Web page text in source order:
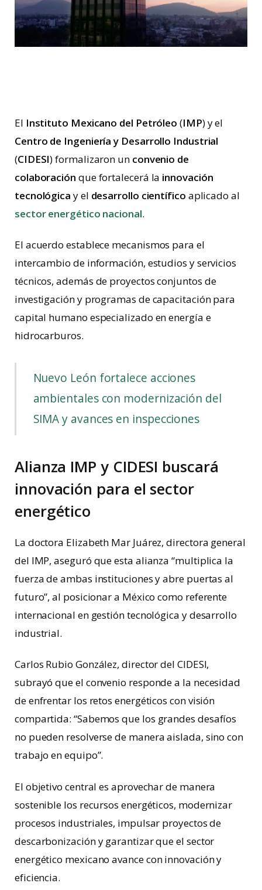
El Instituto Mexicano del Petróleo (IMP) y el
Centro de Ingeniería y Desarrollo Industrial
(CIDESI) formalizaron un convenio de
colaboración que fortalecerá la innovación
tecnológica y el desarrollo científico aplicado al
sector energético nacional.
El acuerdo establece mecanismos para el
intercambio de información, estudios y servicios
técnicos, además de proyectos conjuntos de
investigación y programas de capacitación para
capital humano especializado en energía e
hidrocarburos.
Nuevo León fortalece acciones
ambientales con modernización del
SIMA y avances en inspecciones
Alianza IMP y CIDESI buscará
innovación para el sector
energético
La doctora Elizabeth Mar Juárez, directora general
del IMP, aseguró que esta alianza “multiplica la
fuerza de ambas instituciones y abre puertas al
futuro”, al posicionar a México como referente
internacional en gestión tecnológica y desarrollo
industrial.
Carlos Rubio González, director del CIDESI,
subrayó que el convenio responde a la necesidad
de enfrentar los retos energéticos con visión
compartida: “Sabemos que los grandes desafíos
no pueden resolverse de manera aislada, sino con
trabajo en equipo”.
El objetivo central es aprovechar de manera
sostenible los recursos energéticos, modernizar
procesos industriales, impulsar proyectos de
descarbonización y garantizar que el sector
energético mexicano avance con innovación y
eficiencia.